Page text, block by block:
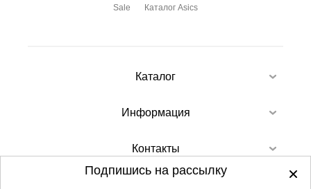
Sale Каталог Asics
Каталог
Информация
Контакты
Подпишись на рассылку